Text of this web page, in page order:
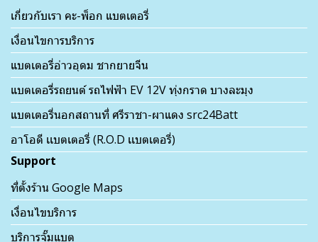
เกี่ยวกับเรา คะ-พ็อก แบตเตอรี่
เงื่อนไขการบริการ
แบตเตอรี่อ่าวอุดม ชากยายจีน
แบตเตอรี่รถยนต์ รถไฟฟ้า EV 12V ทุ่งกราด บางละมุง
แบตเตอรี่นอกสถานที่ ศรีราชา-ผาแดง src24Batt
อาโอดี เเบตเตอรี่ (R.O.D เเบตเตอรี่)
Support
ที่ตั้งร้าน Google Maps
เงื่อนไขบริการ
บริการจั๊มแบต